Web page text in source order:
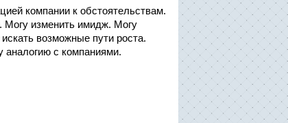
компании к обстоятельствам.
Могу изменить имидж. Могу
возможные пути роста.
аналогию с компаниями.